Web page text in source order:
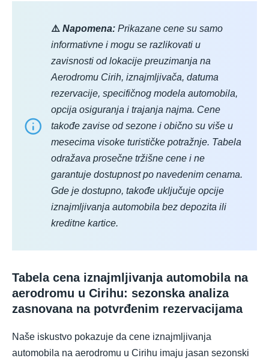
⚠️ Napomena: Prikazane cene su samo
informativne i mogu se razlikovati u
zavisnosti od lokacije preuzimanja na
Aerodromu Cirih, iznajmljivača, datuma
rezervacije, specifičnog modela automobila,
opcija osiguranja i trajanja najma. Cene
takođe zavise od sezone i obično su više u
mesecima visoke turističke potražnje. Tabela
odražava prosečne tržišne cene i ne
garantuje dostupnost po navedenim cenama.
Gde je dostupno, takođe uključuje opcije
iznajmljivanja automobila bez depozita ili
kreditne kartice.
Tabela cena iznajmljivanja automobila na
aerodromu u Cirihu: sezonska analiza
zasnovana na potvrđenim rezervacijama
Naše iskustvo pokazuje da cene iznajmljivanja
automobila na aerodromu u Cirihu imaju jasan sezonski